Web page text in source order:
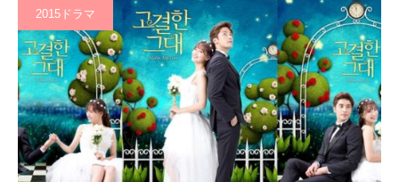
2015ドラマ